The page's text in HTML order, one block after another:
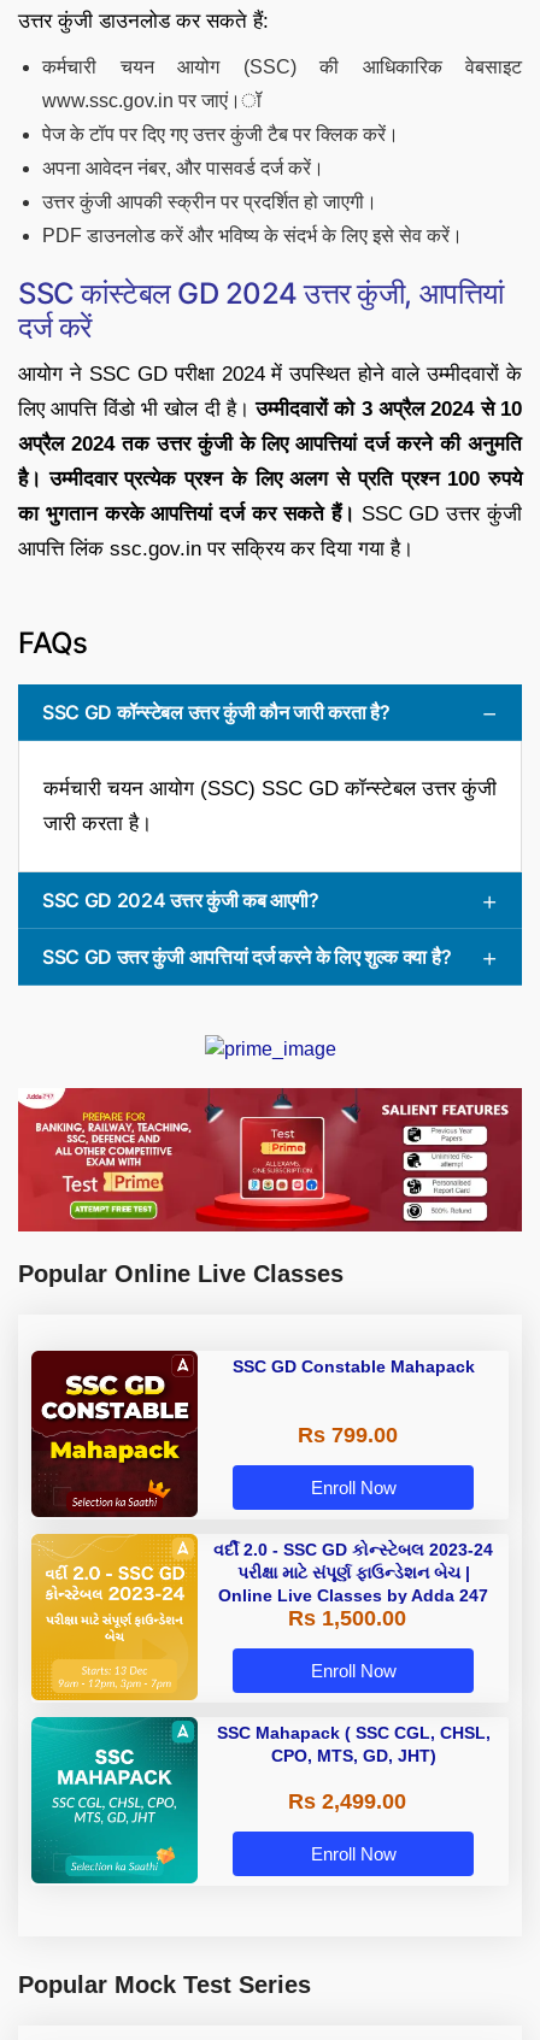
उत्तर कुंजी डाउनलोड कर सकते हैं:
कर्मचारी चयन आयोग (SSC) की आधिकारिक वेबसाइट
www.ssc.gov.in पर जाएं।ॉ
पेज के टॉप पर दिए गए उत्तर कुंजी टैब पर क्लिक करें।
अपना आवेदन नंबर, और पासवर्ड दर्ज करें।
उत्तर कुंजी आपकी स्क्रीन पर प्रदर्शित हो जाएगी।
PDF डाउनलोड करें और भविष्य के संदर्भ के लिए इसे सेव करें।
SSC कांस्टेबल GD 2024 उत्तर कुंजी, आपत्तियां
दर्ज करें
आयोग ने SSC GD परीक्षा 2024 में उपस्थित होने वाले उम्मीदवारों के
लिए आपत्ति विंडो भी खोल दी है।उम्मीदवारों को 3 अप्रैल 2024 से 10
अप्रैल 2024 तक उत्तर कुंजी के लिए आपत्तियां दर्ज करने की अनुमति
है। उम्मीदवार प्रत्येक प्रश्न के लिए अलग से प्रति प्रश्न 100 रुपये
का भुगतान करके आपत्तियां दर्ज कर सकते हैं। SSC GD उत्तर कुंजी
आपत्ति लिंक ssc.gov.in पर सक्रिय कर दिया गया है।
FAQs
SSC GD कॉन्स्टेबल उत्तर कुंजी कौन जारी करता है?
कर्मचारी चयन आयोग (SSC) SSC GD कॉन्स्टेबल उत्तर कुंजी
जारी करता है।
SSC GD 2024 उत्तर कुंजी कब आएगी?
SSC GD उत्तर कुंजी आपत्तियां दर्ज करने के लिए शुल्क क्या है?
Popular Online Live Classes
SSC GD Constable Mahapack
Rs 799.00
Enroll Now
વર્દી 2.0 - SSC GD કોન્સ્ટેબલ 2023-24
પરીક્ષા માટે સંપૂર્ણ ફાઉન્ડેશન બેચ |
Online Live Classes by Adda 247
Rs 1,500.00
Enroll Now
SSC Mahapack ( SSC CGL, CHSL,
CPO, MTS, GD, JHT)
Rs 2,499.00
Enroll Now
Popular Mock Test Series